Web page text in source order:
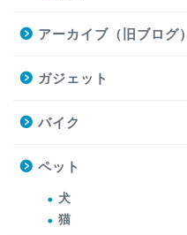
アーカイブ（旧ブログ）
ガジェット
バイク
ペット
犬
猫